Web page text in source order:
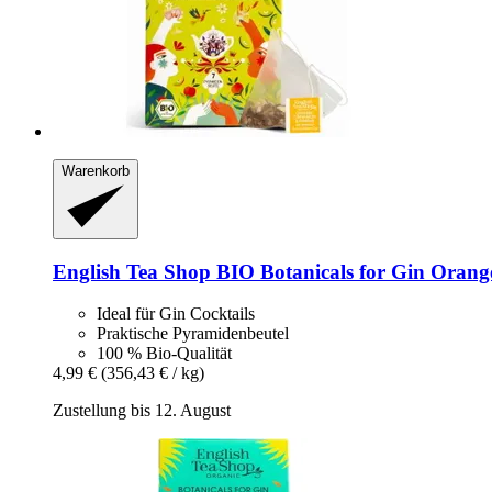
Warenkorb
English Tea Shop BIO Botanicals for Gin
Ideal für Gin Cocktails
Praktische Pyramidenbeutel
100 % Bio-Qualität
4,99 € (356,43 € / kg)
Zustellung bis 12. August